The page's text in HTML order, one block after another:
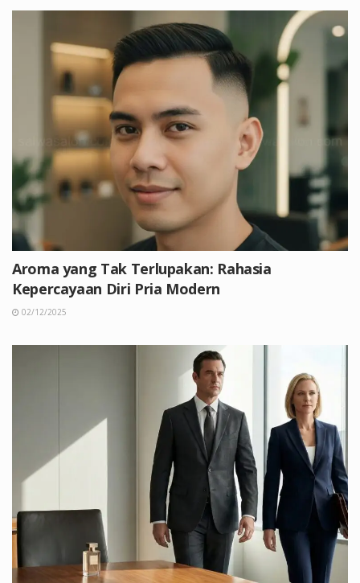
Aroma yang Tak Terlupakan: Rahasia
Kepercayaan Diri Pria Modern
02/12/2025